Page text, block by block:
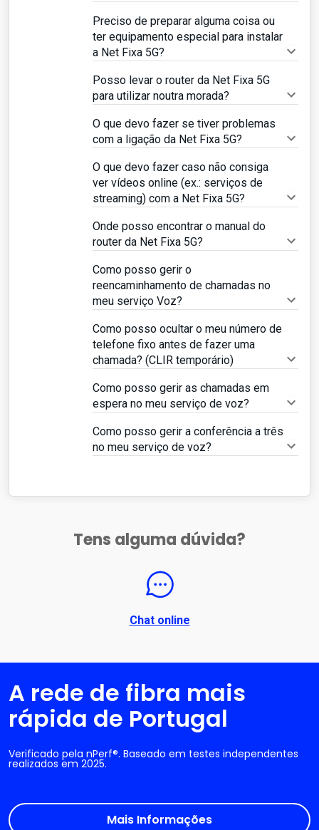
Preciso de preparar alguma coisa ou
ter equipamento especial para instalar
a Net Fixa 5G?
Posso levar o router da Net Fixa 5G
para utilizar noutra morada?
O que devo fazer se tiver problemas
com a ligação da Net Fixa 5G?
O que devo fazer caso não consiga
ver vídeos online (ex.: serviços de
streaming) com a Net Fixa 5G?
Onde posso encontrar o manual do
router da Net Fixa 5G?
Como posso gerir o
reencaminhamento de chamadas no
meu serviço Voz?
Como posso ocultar o meu número de
telefone fixo antes de fazer uma
chamada? (CLIR temporário)
Como posso gerir as chamadas em
espera no meu serviço de voz?
Como posso gerir a conferência a três
no meu serviço de voz?
Tens alguma dúvida?
Chat online
A rede de fibra mais
rápida de Portugal
Verificado pela nPerf®. Baseado em testes independentes
realizados em 2025.
Mais Informações